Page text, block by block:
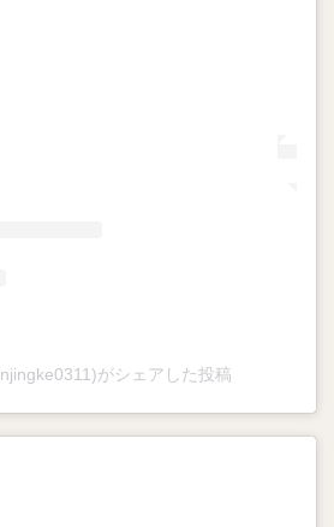
がシェアした投稿